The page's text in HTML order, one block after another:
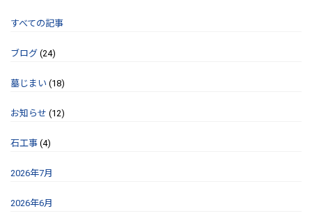
すべての記事
ブログ (24)
墓じまい (18)
お知らせ (12)
石工事 (4)
2026年7月
2026年6月